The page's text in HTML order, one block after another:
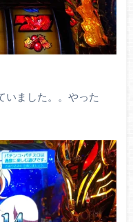
いました。。やった